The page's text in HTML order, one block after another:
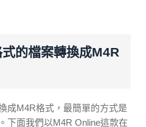
的檔案轉換成M4R
成M4R格式，最簡單的方式是
下面我們以M4R Online這款在